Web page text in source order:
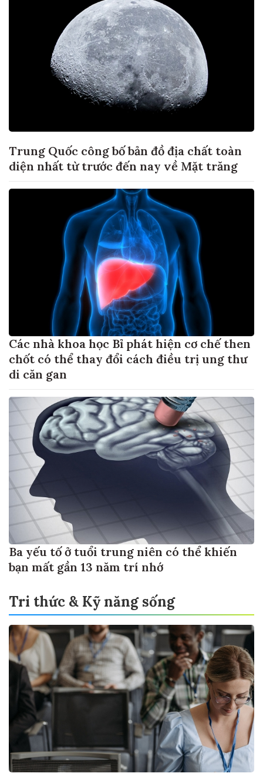
Trung Quốc công bố bản đồ địa chất toàn
diện nhất từ trước đến nay về Mặt trăng
Các nhà khoa học Bỉ phát hiện cơ chế then
chốt có thể thay đổi cách điều trị ung thư
di căn gan
Ba yếu tố ở tuổi trung niên có thể khiến
bạn mất gần 13 năm trí nhớ
Tri thức & Kỹ năng sống